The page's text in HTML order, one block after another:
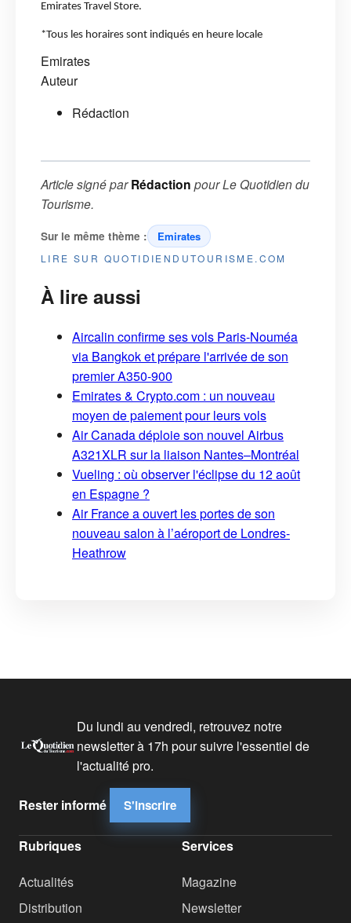
Emirates Travel Store.
*Tous les horaires sont indiqués en heure locale
Emirates
Auteur
Rédaction
Article signé parRédaction pourLe Quotidien du
Tourisme.
Sur le même thème : Emirates
LIRE SUR QUOTIDIENDUTOURISME.COM
À lire aussi
Aircalin confirme ses vols Paris-Nouméa
via Bangkok et prépare l'arrivée de son
premier A350-900
Emirates & Crypto.com : un nouveau
moyen de paiement pour leurs vols
Air Canada déploie son nouvel Airbus
A321XLR sur la liaison Nantes–Montréal
Vueling : où observer l'éclipse du 12 août
en Espagne ?
Air France a ouvert les portes de son
nouveau salon à l’aéroport de Londres-
Heathrow
Du lundi au vendredi, retrouvez notre
newsletter à 17h pour suivre l'essentiel de
l'actualité pro.
Rester informé S'inscrire
Rubriques
Actualités
Distribution
Services
Magazine
Newsletter